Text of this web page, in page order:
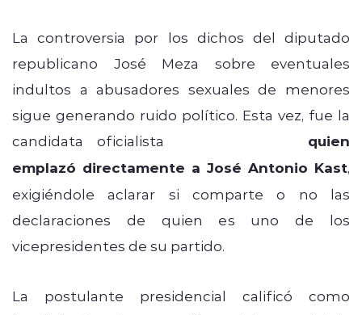
La controversia por los dichos del diputado
republicano José Meza sobre eventuales
indultos a abusadores sexuales de menores
sigue generando ruido político. Esta vez, fue la
candidata oficialista
quien
emplazó directamente a José Antonio Kast,
exigiéndole aclarar si comparte o no las
declaraciones de quien es uno de los
vicepresidentes de su partido.
La postulante presidencial calificó como